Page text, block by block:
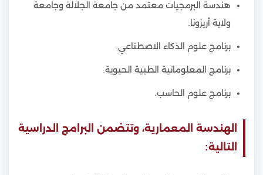
هندسة البرمجيات معتمد من جامعة الجلالة وجامعة
ولاية أريزونا.
برنامج علوم الذكاء الاصطناعي.
برنامج المعلوماتية الطبية الحيوية.
برنامج علوم الحاسب.
الهندسة المعمارية، وتتضمن البرامج الدراسية
التالية: